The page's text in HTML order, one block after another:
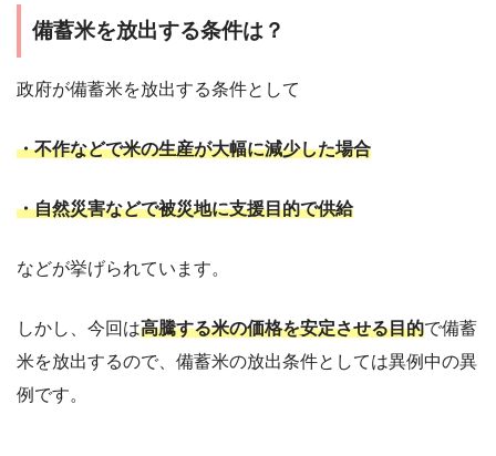
備蓄米を放出する条件は？
政府が備蓄米を放出する条件として
・不作などで米の生産が大幅に減少した場合
・自然災害などで被災地に支援目的で供給
などが挙げられています。
しかし、今回は高騰する米の価格を安定させる目的で備蓄
米を放出するので、備蓄米の放出条件としては異例中の異
例です。